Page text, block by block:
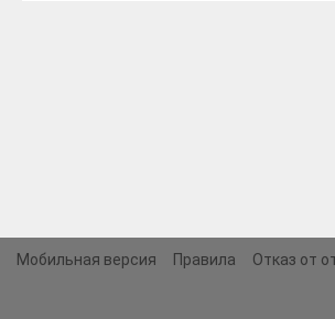
Мобильная версия Правила Отказ от